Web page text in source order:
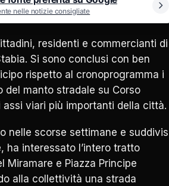
nelle notizie consigliate
residenti e commercianti di
Si sono conclusi con ben
rispetto al cronoprogramma i
del manto stradale su Corso
assi viari più importanti della città.
nelle scorse settimane e
ha interessato l’intero tratto
Miramare e Piazza Principe
alla collettività una strada